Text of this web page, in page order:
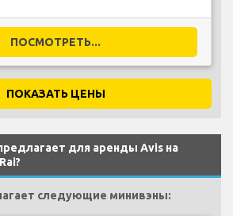
ПОСМОТРЕТЬ...
ПОКАЗАТЬ ЦЕНЫ
для аренды Avis на
следующие минивэны: